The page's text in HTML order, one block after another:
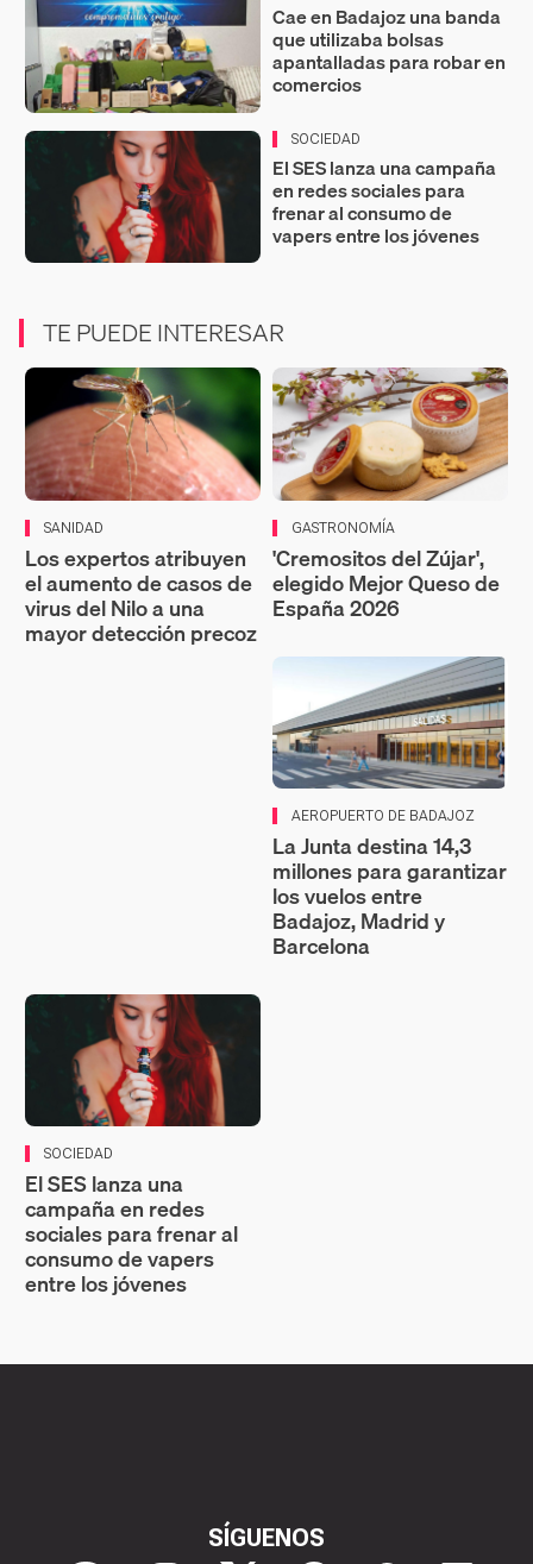
Cae en Badajoz una banda
que utilizaba bolsas
apantalladas para robar en
comercios
SOCIEDAD
El SES lanza una campaña
en redes sociales para
frenar al consumo de
vapers entre los jóvenes
TE PUEDE INTERESAR
SANIDAD
Los expertos atribuyen
el aumento de casos de
virus del Nilo a una
mayor detección precoz
GASTRONOMÍA
'Cremositos del Zújar',
elegido Mejor Queso de
España 2026
AEROPUERTO DE BADAJOZ
La Junta destina 14,3
millones para garantizar
los vuelos entre
Badajoz, Madrid y
Barcelona
SOCIEDAD
El SES lanza una
campaña en redes
sociales para frenar al
consumo de vapers
entre los jóvenes
SÍGUENOS